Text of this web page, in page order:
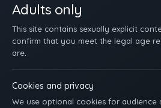
Adults only
This site contains sexually explicit
confirm that you meet the legal age
are.
Cookies and privacy
We use optional cookies for audience